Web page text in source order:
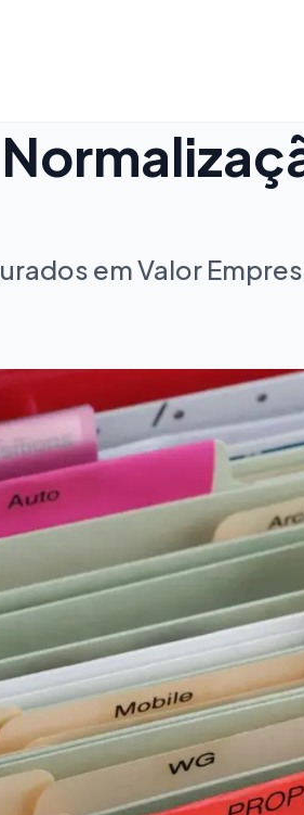
em Valor